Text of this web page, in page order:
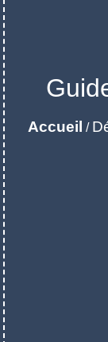
Accueil /